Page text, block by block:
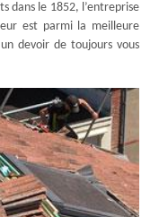
dans le 1852, l’entreprise
est parmi la meilleure
devoir de toujours vous